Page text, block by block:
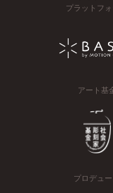
プラットフ
アート基
プロデュ